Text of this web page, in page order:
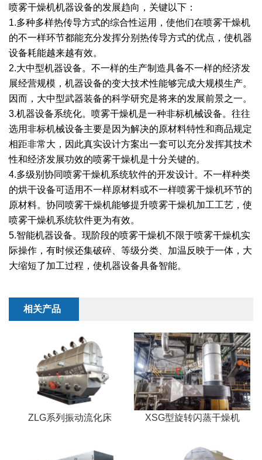
圆盘干燥机系列
桨叶式干燥系列
载体干燥系列
滚筒干燥系列
沸腾干燥系列
烘箱干燥系列
管束干燥系列
干燥配套装置
节能环保
公益支持
社会责任报告
社会责任
绿色供应链
联系我们
联系我们
喷雾干燥机机器设备的发展趋向，关键以下：
1.多种多样热传导方式的综合性运用，使他们在喷雾干燥机
的不一样环节都能充分发挥分别热传导方式的优点，使机器
设备耗能越来越有效。
2.大中型机器设备。不一样的生产制造具备不一样的经济发
展经营规模，机器设备的变大技术性能够完成大规模生产。
因而，大中型武器装备的科学研究是将来的发展前景之一。
3.机器设备系统化。喷雾干燥机是一种非标机械设备。往往
选用非标机械设备主要是因为解决的原材料特性和商品规定
相距非常大，因此真实设计方案出一套可以充分发挥其技术
性和经济发展功效的喷雾干燥机是十分关键的。
4.多级别协同喷雾干燥机系统软件的开发设计。不一样种类
的烘干设备可适用不一样原材料或不一样喷雾干燥机环节的
原材料。协同喷雾干燥机能够提升喷雾干燥机加工工艺，使
喷雾干燥机系统软件更为有效。
5.智能机器设备。现阶段的喷雾干燥机不限于喷雾干燥机实
际操作，有时候还集破碎、等级分类、加温反映于一体，大
大缩短了加工过程，使机器设备具备智能。
相关产品
ZLG系列振动流化床 XSG型旋转闪蒸干燥机